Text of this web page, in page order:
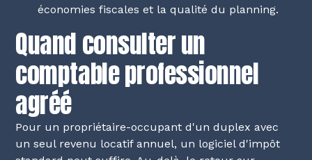
économies fiscales et la qualité du planning.
Quand consulter un
comptable professionnel
agréé
Pour un propriétaire-occupant d'un duplex avec
un seul revenu locatif annuel, un logiciel d'impôt